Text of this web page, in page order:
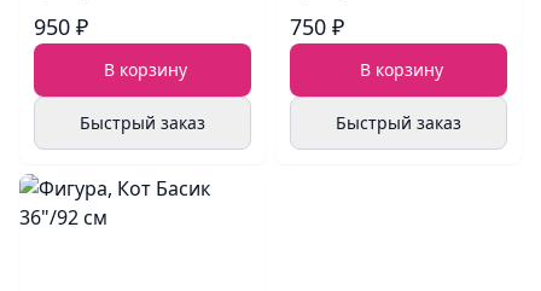
950 ₽
В корзину
Быстрый заказ
750 ₽
В корзину
Быстрый заказ